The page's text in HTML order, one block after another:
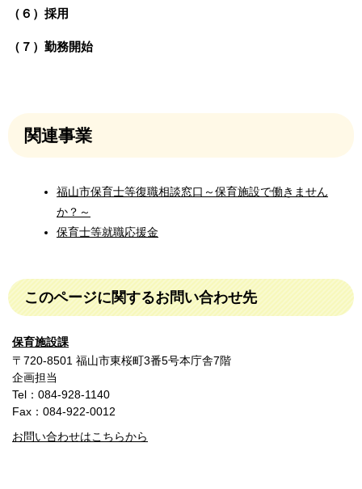
（６）採用
（７）勤務開始
関連事業
福山市保育士等復職相談窓口～保育施設で働きません
か？～
保育士等就職応援金
このページに関するお問い合わせ先
保育施設課
〒720-8501 福山市東桜町3番5号本庁舎7階
企画担当
Tel：084-928-1140
Fax：084-922-0012
お問い合わせはこちらから